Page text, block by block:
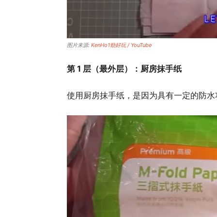
图片来源: KenHo1勁好玩 / YouTube
第 1 层（最外层）：厨房抹手纸
使用厨房抹手纸，是因为具有一定的防